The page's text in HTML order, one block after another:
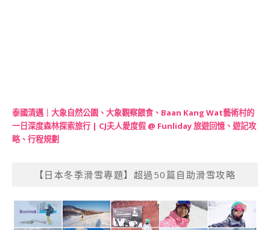
泰國清邁｜大象自然公園、大象觀察餵食、Baan Kang Wat藝術村的
一日深度森林探索旅行 | CJ夫人愛度假 @ Funliday 旅遊回憶、遊記攻
略、行程規劃
【日本冬季滑雪專題】超過50篇自助滑雪攻略